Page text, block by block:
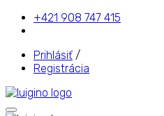
+421 908 747 415
Prihlásiť /
Registrácia